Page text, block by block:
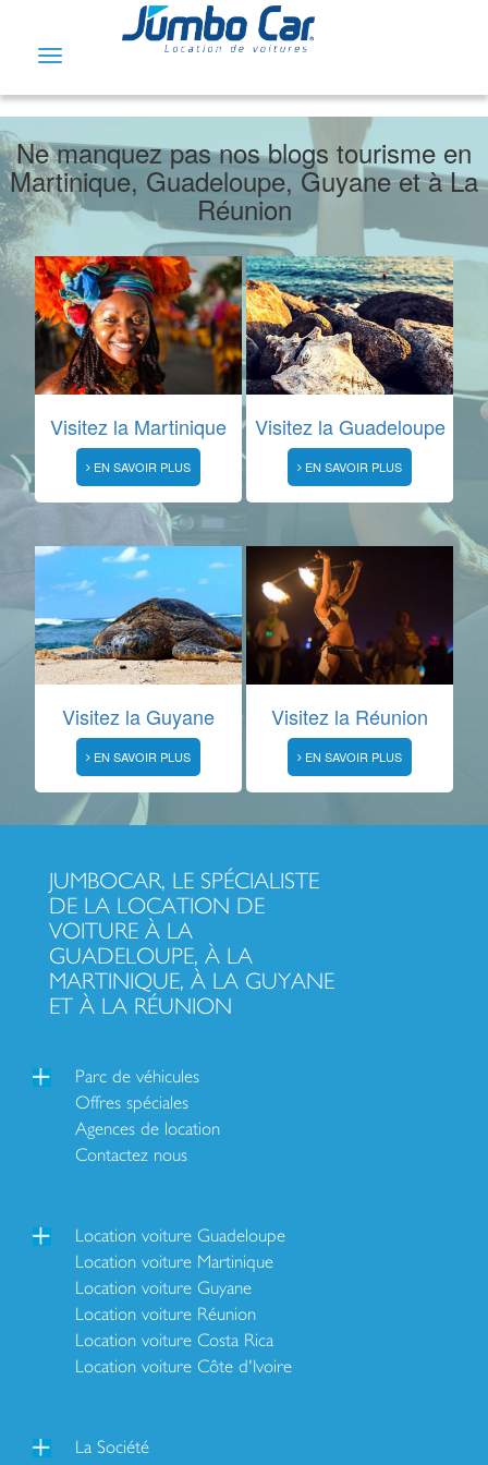
Toggle
Ne manquez pas nos blogs tourisme en
Martinique, Guadeloupe, Guyane et à La
Réunion
Visitez la Martinique
EN SAVOIR PLUS
Visitez la Guadeloupe
EN SAVOIR PLUS
Visitez la Guyane
EN SAVOIR PLUS
Visitez la Réunion
EN SAVOIR PLUS
JUMBOCAR, LE SPÉCIALISTE
DE LA LOCATION DE
VOITURE À LA
GUADELOUPE, À LA
MARTINIQUE, À LA GUYANE
ET À LA RÉUNION
Parc de véhicules
Offres spéciales
Agences de location
Contactez nous
Location voiture Guadeloupe
Location voiture Martinique
Location voiture Guyane
Location voiture Réunion
Location voiture Costa Rica
Location voiture Côte d'Ivoire
La Société